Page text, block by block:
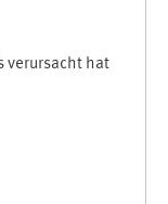
verursacht hat